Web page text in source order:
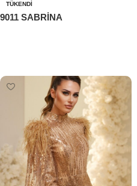
TÜKENDI
9011 SABRİNA